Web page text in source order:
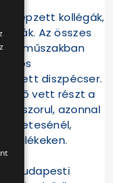
kiképzett kollégák,
Az összes
műszakban
diszpécser.
fő vett részt a
szorul, azonnal
a Budapesti